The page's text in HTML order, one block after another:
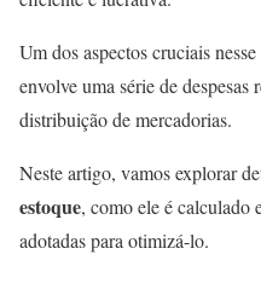
Um dos aspectos cruciais
envolve uma série de despesas
distribuição de mercadorias.
Neste artigo, vamos explorar
estoque, como ele é calculado
adotadas para otimizá-lo.